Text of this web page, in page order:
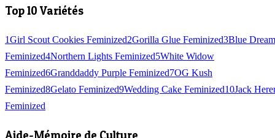
Top 10 Variétés
1Girl Scout Cookies Feminized2Gorilla Glue Feminized3Blue Dream
Feminized4Northern Lights Feminized5White Widow
Feminized6Granddaddy Purple Feminized7OG Kush
Feminized8Gelato Feminized9Wedding Cake Feminized10Jack
Feminized